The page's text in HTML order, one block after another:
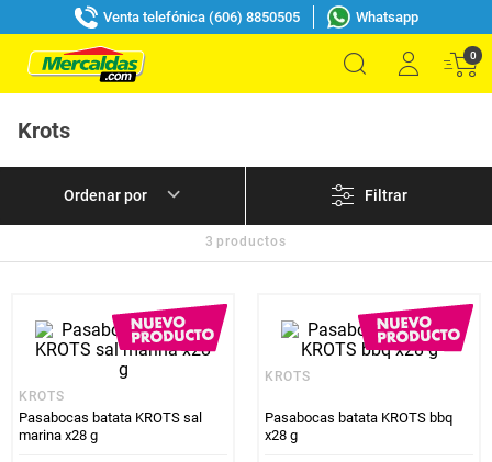
Venta telefónica (606) 8850505 Whatsapp
0
Krots
Filtrar
3 productos
KROTS
Pasabocas batata KROTS sal
marina x28 g
KROTS
Pasabocas batata KROTS bbq
x28 g